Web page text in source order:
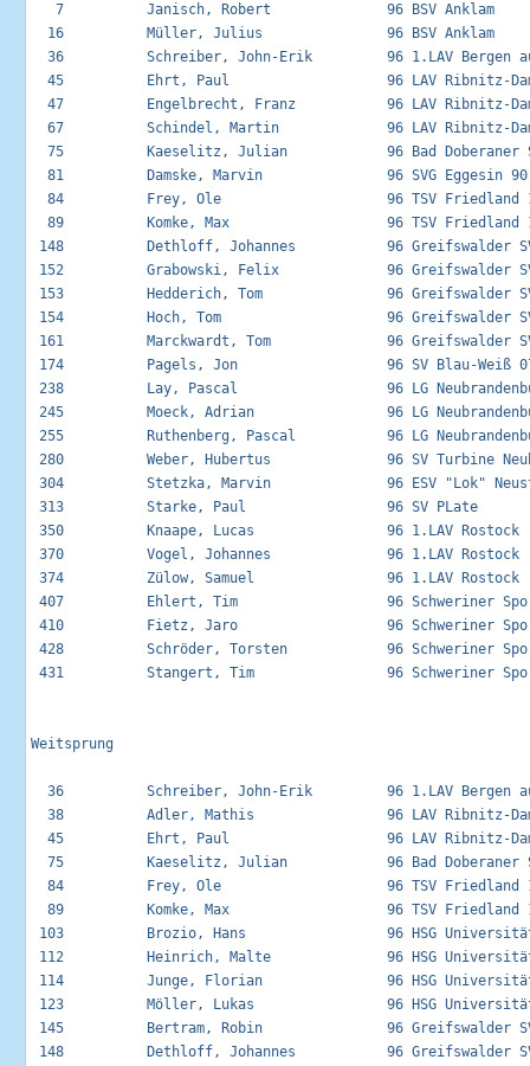
7          Janisch, Robert
16          Müller, Julius
36          Schreiber, John-Erik         96 1.LAV
45          Ehrt, Paul                   96 LAV
47          Engelbrecht, Franz           96 LAV
67          Schindel, Martin             96 LAV
75          Kaeselitz, Julian            96 Bad
81          Damske, Marvin               96
84          Frey, Ole                    96 TSV
89          Komke, Max                   96 TSV
148          Dethloff, Johannes           96
152          Grabowski, Felix             96
153          Hedderich, Tom               96
154          Hoch, Tom                    96
161          Marckwardt, Tom              96
174          Pagels, Jon                  96 SV Blau-
238          Lay, Pascal                  96 LG
245          Moeck, Adrian                96 LG
255          Ruthenberg, Pascal           96 LG
280          Weber, Hubertus              96 SV Turbine
304          Stetzka, Marvin              96 ESV
313          Starke, Paul
350          Knaape, Lucas                96
370          Vogel, Johannes              96
374          Zülow, Samuel                96
407          Ehlert, Tim                  96
410          Fietz, Jaro                  96
428          Schröder, Torsten            96
431          Stangert, Tim                96
Weitsprung
36          Schreiber, John-Erik         96 1.LAV
38          Adler, Mathis                96 LAV
45          Ehrt, Paul                   96 LAV
75          Kaeselitz, Julian            96 Bad
84          Frey, Ole                    96 TSV
89          Komke, Max                   96 TSV
103          Brozio, Hans                 96 HSG
112          Heinrich, Malte              96 HSG
114          Junge, Florian               96 HSG
123          Möller, Lukas                96 HSG
145          Bertram, Robin               96
148          Dethloff, Johannes           96